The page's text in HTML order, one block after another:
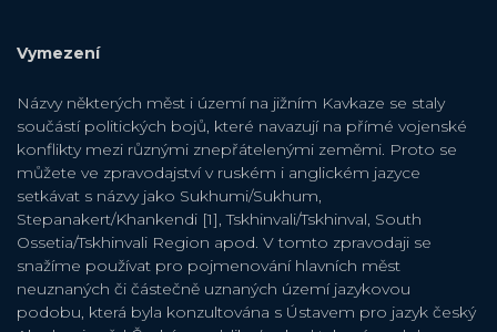
Vymezení
Názvy některých měst i území na jižním Kavkaze se staly
součástí politických bojů, které navazují na přímé vojenské
konflikty mezi různými znepřátelenými zeměmi. Proto se
můžete ve zpravodajství v ruském i anglickém jazyce
setkávat s názvy jako Sukhumi/Sukhum,
Stepanakert/Khankendi [1], Tskhinvali/Tskhinval, South
Ossetia/Tskhinvali Region apod. V tomto zpravodaji se
snažíme používat pro pojmenování hlavních měst
neuznaných či částečně uznaných území jazykovou
podobu, která byla konzultována s Ústavem pro jazyk český